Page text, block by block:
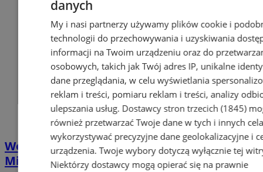
Wodzisławski Miraż wrócił z sukcesami z
Mistrzostw Świata IDO
danych
My i nasi partnerzy używamy plików cookie i
technologii do przechowywania i uzyskiwania
informacji na Twoim urządzeniu oraz do
osobowych, takich jak Twój adres IP, unikalne
dane przeglądania, w celu wyświetlania
reklam i treści, pomiaru reklam i treści, analizy
ulepszania usług. Dostawcy stron trzecich (1845)
również przetwarzać Twoje dane w tych i innych
wykorzystywać precyzyjne dane geolokalizacyjne i
urządzenia. Twoje wybory dotyczą wyłącznie tej
Niektórzy dostawcy mogą opierać się na prawnie